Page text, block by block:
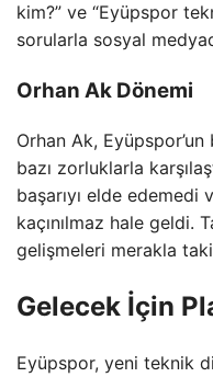
kim?” ve “Eyüpspor
sorularla sosyal
Orhan Ak Dönemi
Orhan Ak,
bazı zorluklarla
başarıyı elde edemedi
kaçınılmaz hale geldi.
gelişmeleri merakla
Gelecek İçin
Eyüpspor, yeni teknik